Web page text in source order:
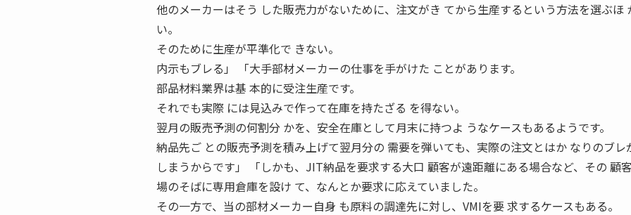
他のメーカーはそう した販売力がないために、注文がき てから生産するという方法を選ぶほ
い。
そのために生産が平準化で きない。
内示もブレる」 「大手部材メーカーの仕事を手がけた ことがあります。
部品材料業界は基 本的に受注生産です。
それでも実際 には見込みで作って在庫を持たざる を得ない。
翌月の販売予測の何割分 かを、安全在庫として月末に持つよ うなケースもあるようです。
納品先ご との販売予測を積み上げて翌月分の 需要を弾いても、実際の注文とはか なりのブレ
しまうからです」 「しかも、JIT納品を要求する大口 顧客が遠距離にある場合など、その 顧
場のそばに専用倉庫を設け て、なんとか要求に応えていました。
その一方で、当の部材メーカー自身 も原料の調達先に対し、VMIを要 求するケースもある。